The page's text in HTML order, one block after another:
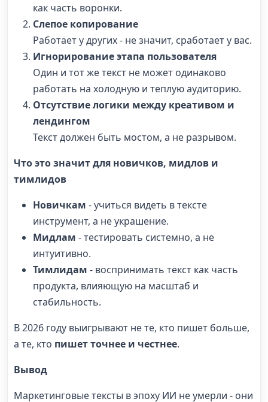
как часть воронки.
Слепое копирование
Работает у других - не значит, сработает у вас.
Игнорирование этапа пользователя
Один и тот же текст не может одинаково
работать на холодную и теплую аудиторию.
Отсутствие логики между креативом и
лендингом
Текст должен быть мостом, а не разрывом.
Что это значит для новичков, мидлов и
тимлидов
Новичкам - учиться видеть в тексте
инструмент, а не украшение.
Мидлам - тестировать системно, а не
интуитивно.
Тимлидам - воспринимать текст как часть
продукта, влияющую на масштаб и
стабильность.
В 2026 году выигрывают не те, кто пишет больше,
а те, кто пишет точнее и честнее.
Вывод
Маркетинговые тексты в эпоху ИИ не умерли - они